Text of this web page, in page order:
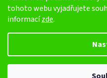
tohoto webu vyjadřujete
informacízde.